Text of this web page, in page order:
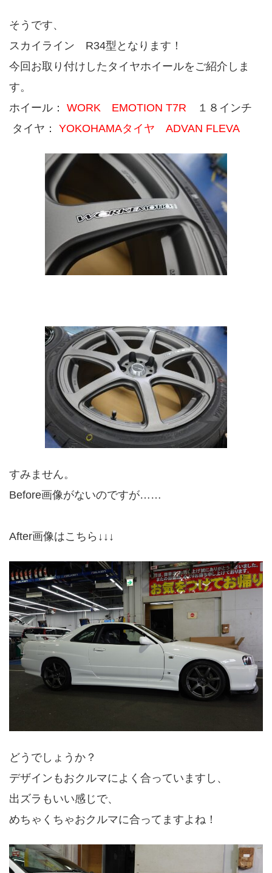
そうです、
スカイライン R34型となります！
今回お取り付けしたタイヤホイールをご紹介しま
す。
ホイール： WORK EMOTION T7R １８インチ
タイヤ： YOKOHAMAタイヤ ADVAN FLEVA
すみません。
Before画像がないのですが……
After画像はこちら↓↓↓
どうでしょうか？
デザインもおクルマによく合っていますし、
出ズラもいい感じで、
めちゃくちゃおクルマに合ってますよね！